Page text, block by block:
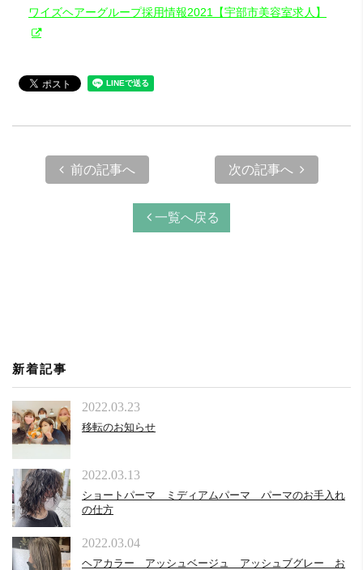
ワイズヘアーグループ採用情報2021【宇部市美容室求人】
前の記事へ 次の記事へ
一覧へ戻る
新着記事
移転のお知らせ
2022.03.23
ショートパーマ ミディアムパーマ パーマのお手入れ
の仕方
2022.03.13
ヘアカラー アッシュベージュ アッシュブグレー お
2022.03.04